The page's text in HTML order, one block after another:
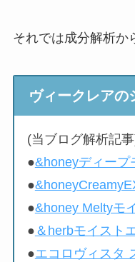
それでは成分解析か
ヴィークレアの
(当ブログ解析記
●&honeyディープ
●
●&honey Meltyモ
● ＆herbモイスト
●エコロヴィスタ